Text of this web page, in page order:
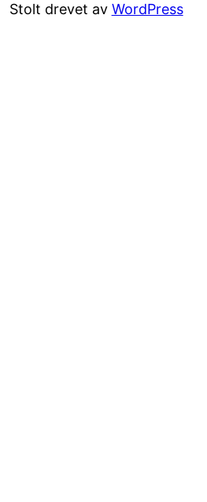
Stolt drevet av WordPress